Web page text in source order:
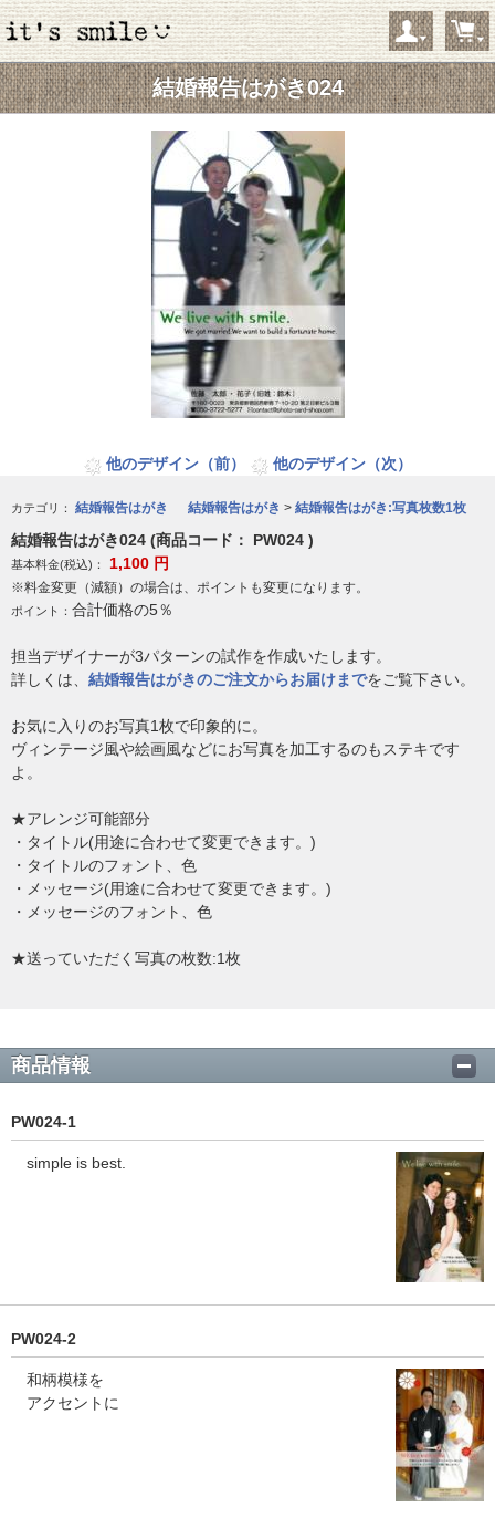
結婚報告はがき024
他のデザイン（前） 他のデザイン（次）
カテゴリ： 結婚報告はがき 結婚報告はがき > 結婚報告はがき:写真枚数1枚
結婚報告はがき024 (商品コード： PW024 )
基本料金(税込)： 1,100 円
※料金変更（減額）の場合は、ポイントも変更になります。
ポイント： 合計価格の5％
担当デザイナーが3パターンの試作を作成いたします。
詳しくは、 結婚報告はがきのご注文からお届けまでをご覧下さい。
お気に入りのお写真1枚で印象的に。
ヴィンテージ風や絵画風などにお写真を加工するのもステキです
よ。
★アレンジ可能部分
・タイトル(用途に合わせて変更できます。)
・タイトルのフォント、色
・メッセージ(用途に合わせて変更できます。)
・メッセージのフォント、色
★送っていただく写真の枚数:1枚
商品情報
PW024-1
simple is best.
PW024-2
和柄模様を
アクセントに
ようこそ ゲストさん
新規会員登録
当サイトについて お問い合わせ
特定商取引に関する表記 プライバシーポリシー
Copyright © 2005- 2026 it's smile オンラインショップ All rights reserved.